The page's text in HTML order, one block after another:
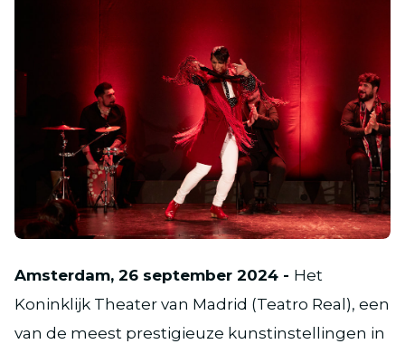
JPG
Amsterdam, 26 september 2024 - Het
Koninklijk Theater van Madrid (Teatro Real), een
van de meest prestigieuze kunstinstellingen in